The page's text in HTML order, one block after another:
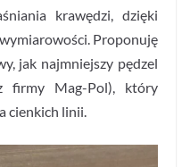
krawędzi, dzięki
Proponuję
jak najmniejszy pędzel
firmy Mag-Pol), który
cienkich linii.